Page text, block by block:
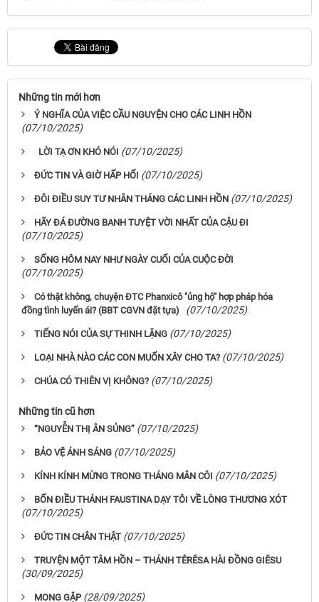
Những tin mới hơn
Ý NGHĨA CỦA VIỆC CẦU NGUYỆN CHO CÁC LINH HỒN
(07/10/2025)
LỜI TẠ ƠN KHÓ NÓI (07/10/2025)
ĐỨC TIN VÀ GIỜ HẤP HỐI (07/10/2025)
ĐÔI ĐIỀU SUY TƯ NHÂN THÁNG CÁC LINH HỒN (07/10/2025)
HÃY ĐÁ ĐƯỜNG BANH TUYỆT VỜI NHẤT CỦA CẬU ĐI
(07/10/2025)
SỐNG HÔM NAY NHƯ NGÀY CUỐI CỦA CUỘC ĐỜI
(07/10/2025)
Có thật không, chuyện ĐTC Phanxicô "ủng hộ" hợp pháp hóa
đồng tình luyến ái? (BBT CGVN đặt tựa)
(07/10/2025)
TIẾNG NÓI CỦA SỰ THINH LẶNG (07/10/2025)
LOẠI NHÀ NÀO CÁC CON MUỐN XÂY CHO TA? (07/10/2025)
CHÚA CÓ THIÊN VỊ KHÔNG? (07/10/2025)
Những tin cũ hơn
“NGUYỄN THỊ ÂN SỦNG” (07/10/2025)
BẢO VỆ ÁNH SÁNG (07/10/2025)
KÍNH KÍNH MỪNG TRONG THÁNG MÂN CÔI (07/10/2025)
BỐN ĐIỀU THÁNH FAUSTINA DẠY TÔI VỀ LÒNG THƯƠNG XÓT
(07/10/2025)
ĐỨC TIN CHÂN THẬT (07/10/2025)
TRUYỆN MỘT TÂM HỒN – THÁNH TÊRÊSA HÀI ĐỒNG GIÊSU
(30/09/2025)
MONG GẶP (28/09/2025)